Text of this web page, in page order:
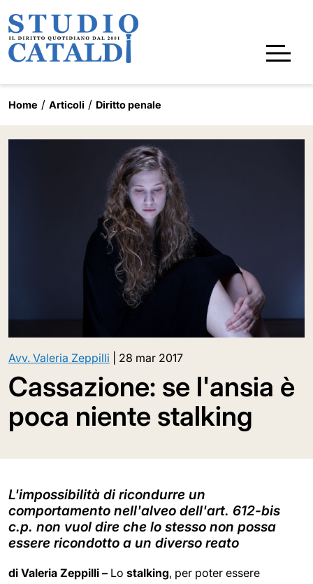
Home Articoli Diritto penale
Avv. Valeria Zeppilli 28 mar 2017
Cassazione: se l'ansia è
poca niente stalking
L'impossibilità di ricondurre un
comportamento nell'alveo dell'art. 612-bis
c.p. non vuol dire che lo stesso non possa
essere ricondotto a un diverso reato
di Valeria Zeppilli – Lo stalking, per poter essere